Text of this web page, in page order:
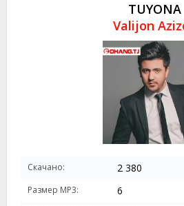
TUYONA
Valijon
Скачано: 2 380
Размер MP3: 6